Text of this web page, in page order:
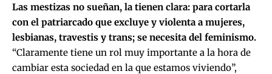
Las mestizas no sueñan, la tienen clara: para cortarla
con el patriarcado que excluye y violenta a mujeres,
lesbianas, travestis y trans; se necesita del feminismo.
“Claramente tiene un rol muy importante a la hora de
cambiar esta sociedad en la que estamos viviendo”,